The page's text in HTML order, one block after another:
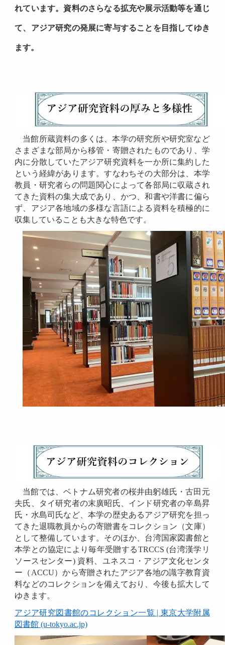
れています。資料のさらなる拡充や展示活動等を通じ
て、アジア研究の発展に寄与することを目指してゆき
ます。
当館所蔵資料の多くは、本学の研究所や研究室など
さまざまな部局から移管・寄贈されたものであり、学
内に分散していたアジア研究資料を一か所に集約した
という経緯があります。すなわちその大部分は、本学
教員・研究者らの問題関心によって各部局に収蔵され
てきた資料の集大成であり、かつ、和書や洋書に偏ら
ず、アジア各地域の多様な言語による資料を積極的に
収集していることも大きな特色です。
当館では、ベトナム研究者の桜井由躬雄氏・古田元
夫氏、タイ研究者の末廣昭氏、インド研究者の辛島昇
氏・水島司氏など、本学の歴史あるアジア研究を担っ
てきた退職教員からの寄贈書をコレクション（文庫）
として整備しています。そのほか、台湾国家図書館と
本学との協定により毎年受贈するTRCCS (台湾漢学リ
ソースセンター) 資料、ユネスコ・アジア文化センタ
ー（ACCU）から寄贈されたアジア各地の識字教育資
料などのコレクションを備えており、今後も拡大して
ゆきます。
アジア研究図書館のコレクション一覧 | 東京大学附属
図書館 (u-tokyo.ac.jp)